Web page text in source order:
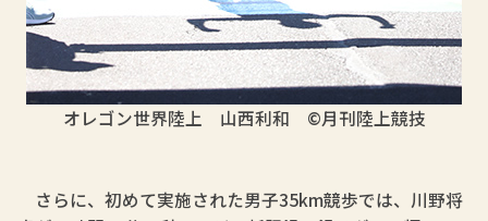
オレゴン世界陸上 山西利和 ©月刊陸上競技
さらに、初めて実施された男子35km競歩では、川野将